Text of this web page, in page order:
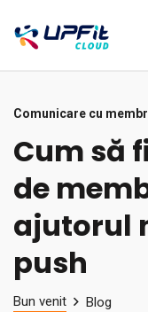
Comunicare cu
Cum să
de
ajutorul
push
Bun venit
Blog